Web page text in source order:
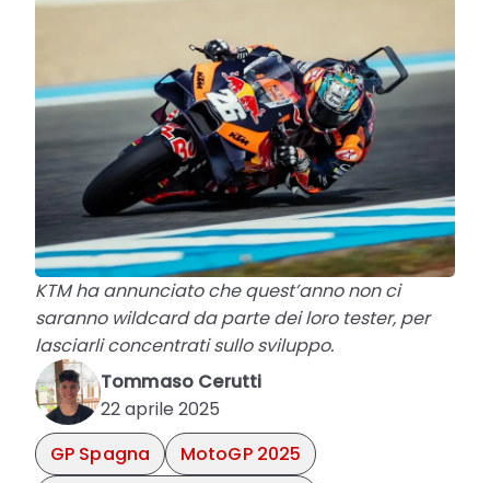
KTM ha annunciato che quest’anno non ci
saranno wildcard da parte dei loro tester, per
lasciarli concentrati sullo sviluppo.
Tommaso Cerutti
22 aprile 2025
GP Spagna
MotoGP 2025